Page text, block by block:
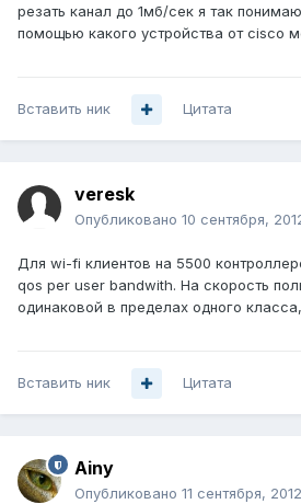
резать канал до 1мб/сек я так
помощью какого устройства от cisco
Вставить ник Цитата
veresk
Опубликовано 10 сентября,
Для wi-fi клиентов на 5500
qos per user bandwith. На скорость
одинаковой в пределах одного
Вставить ник Цитата
Ainy
Опубликовано 11 сентября, 2012